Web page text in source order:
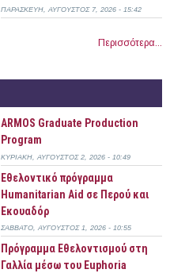
ΠΑΡΑΣΚΕΥΉ, ΑΎΓΟΥΣΤΟΣ 7, 2026 - 15:42
Περισσότερα...
ARMOS Graduate Production
Program
ΚΥΡΙΑΚΉ, ΑΎΓΟΥΣΤΟΣ 2, 2026 - 10:49
Εθελοντικό πρόγραμμα
Humanitarian Aid σε Περού και
Εκουαδόρ
ΣΆΒΒΑΤΟ, ΑΎΓΟΥΣΤΟΣ 1, 2026 - 10:55
Πρόγραμμα Εθελοντισμού στη
Γαλλία μέσω του Euphoria